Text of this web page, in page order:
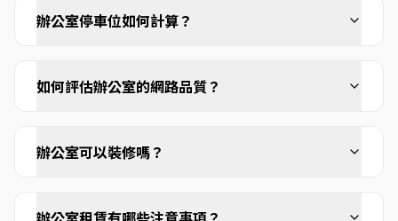
辦公室停車位如何計算？
如何評估辦公室的網路品質？
辦公室可以裝修嗎？